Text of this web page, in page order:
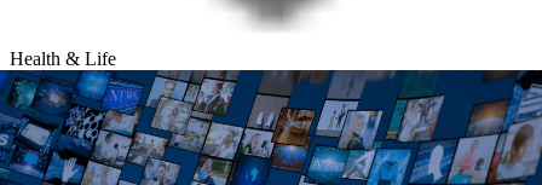
Health & Life